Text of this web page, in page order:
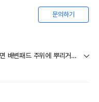
문의하기
강아지 몸에 뿌리는 미스트인가요 아니면 배변패드 주위에 뿌리거나 용품에 뿌리거나 하는 탈취제인가요?